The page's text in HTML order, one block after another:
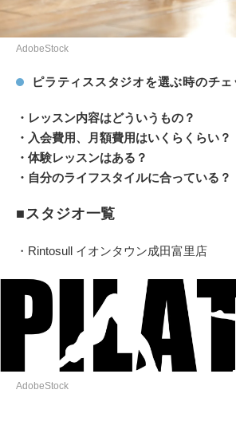
AdobeStock
ピラティススタジオを選ぶ時のチェ
・レッスン内容はどういうもの？
・入会費用、月額費用はいくらくらい？
・体験レッスンはある？
・自分のライフスタイルに合っている？
■スタジオ一覧
・Rintosull イオンタウン成田富里店
AdobeStock